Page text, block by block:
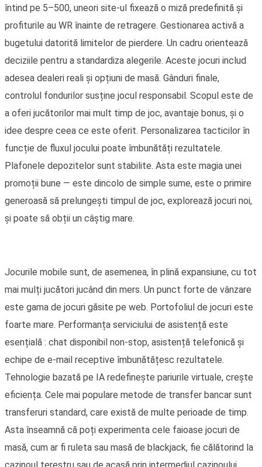
întind pe 5–500, uneori site-ul fixează o miză predefinită și
profiturile au WR înainte de retragere. Gestionarea activă a
bugetului datorită limitelor de pierdere. Un cadru orientează
deciziile pentru a standardiza alegerile. Aceste jocuri includ
adesea dealeri reali și opțiuni de masă. Gânduri finale,
controlul fondurilor susține jocul responsabil. Scopul este de
a oferi jucătorilor mai mult timp de joc, avantaje bonus, și o
idee despre ceea ce este oferit. Personalizarea tacticilor în
funcție de fluxul jocului poate îmbunătăți rezultatele.
Plafonele depozitelor sunt stabilite. Asta este magia unei
promoții bune — este dincolo de simple sume, este o primire
generoasă să prelungești timpul de joc, explorează jocuri noi,
și poate să obții un câștig mare.
Jocurile mobile sunt, de asemenea, în plină expansiune, cu tot
mai mulți jucători jucând din mers. Un punct forte de vânzare
este gama de jocuri găsite pe web. Portofoliul de jocuri este
foarte mare. Performanța serviciului de asistență este
esențială : chat disponibil non-stop, asistență telefonică și
echipe de e-mail receptive îmbunătățesc rezultatele.
Tehnologie bazată pe IA redefinește pariurile virtuale, crește
eficiența. Cele mai populare metode de transfer bancar sunt
transferuri standard, care există de multe perioade de timp.
Asta înseamnă că poți experimenta cele faioase jocuri de
masă, cum ar fi ruleta sau masă de blackjack, fie călătorind la